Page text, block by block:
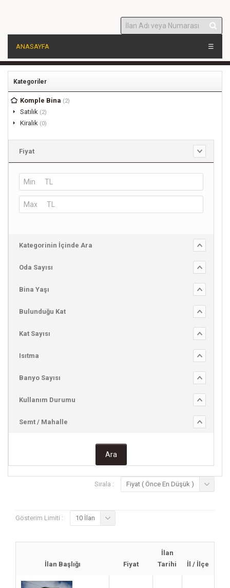
ANASAYFA ☰
Kategoriler
Komple Bina (2)
Satılık (2)
Kiralık (0)
Fiyat
Kategorinin İçinde Ara
Oda Sayısı
Bina Yaşı
Bulunduğu Kat
Kat Sayısı
Isıtma
Banyo Sayısı
Kullanım Durumu
Semt / Mahalle
Sırala : Fiyat ( Önce En Düşük )
Gösterim Limiti : 10 İlan
İlan Başlığı Fiyat
İlan
Tarihi
İl / İlçe